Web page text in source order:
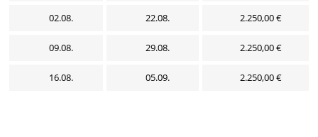
02.08. 22.08. 2.250,00 €
09.08. 29.08. 2.250,00 €
16.08. 05.09. 2.250,00 €